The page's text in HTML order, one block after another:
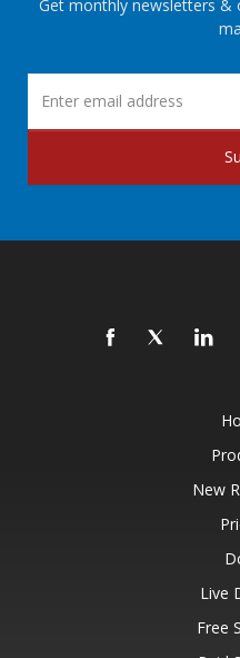
Get monthly newsletters &
New
Live
Free